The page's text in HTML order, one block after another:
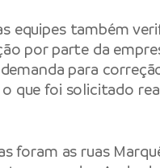
equipes também
por parte da
para
que foi solicitado
foram as ruas